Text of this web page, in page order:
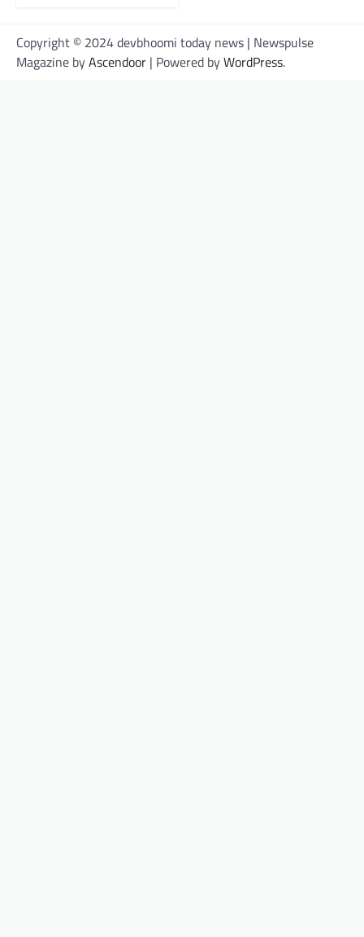
Copyright © 2024 devbhoomi today news | Newspulse
Magazine byAscendoor | Powered byWordPress.